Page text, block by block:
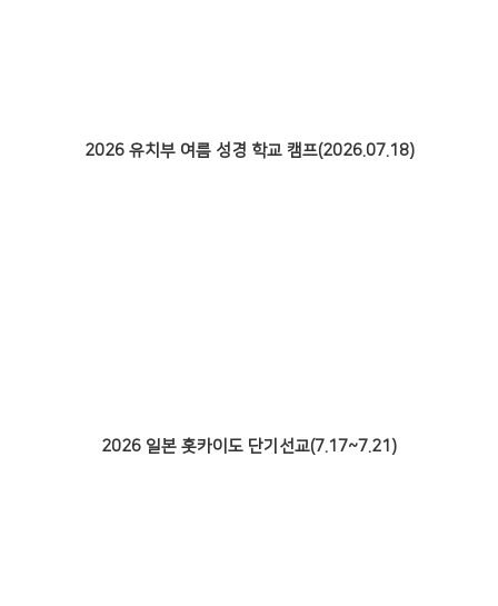
2026 유치부 여름 성경 학교 캠프(2026.07.18)
2026 일본 홋카이도 단기선교(7.17~7.21)